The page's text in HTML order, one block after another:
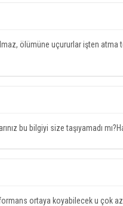
ölümüne uçururlar işten atma
bu bilgiyi size taşıyamadı
ortaya koyabilecek u çok